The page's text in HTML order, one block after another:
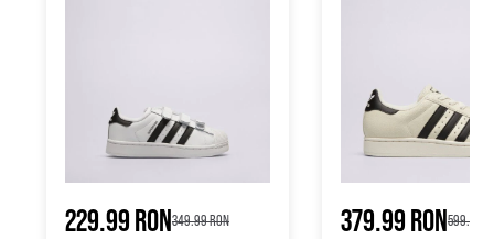
229.99 RON349.99 RON 379.99 RON599.99